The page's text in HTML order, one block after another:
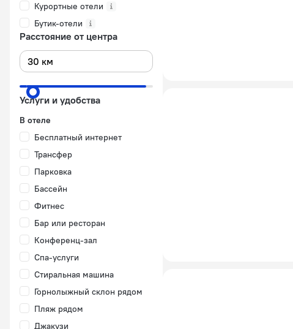
Курортные отели
Бутик-отели
Расстояние от центра
Услуги и удобства
В отеле
Бесплатный интернет
Трансфер
Парковка
Бассейн
Фитнес
Бар или ресторан
Конференц-зал
Спа-услуги
Стиральная машина
Горнолыжный склон рядом
Пляж рядом
Джакузи